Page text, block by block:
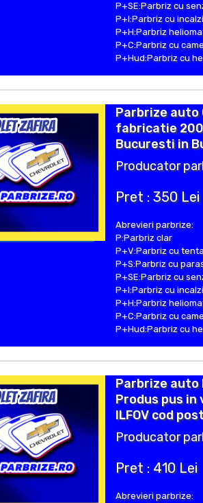
P+SE:Parbriz cu
P+I:Parbriz cu
P+H:Parbriz
P+C:Parbriz cu
P+Hud:Parbriz cu
Parbrize auto
fabricatie
Bucuresti in
Producator
Pret : 350 Lei
Abrevieri parbrize:
P:Parbriz clar
P+V:Parbriz cu
P+S:Parbriz cu
P+SE:Parbriz cu
P+I:Parbriz cu
P+H:Parbriz
P+C:Parbriz cu
P+Hud:Parbriz cu
Parbrize auto
Produs pus in
ILFOV cod
Producator
Pret : 410 Lei
Abrevieri parbrize: